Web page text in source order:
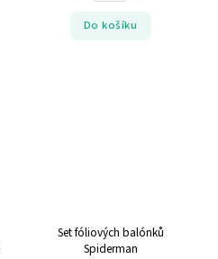
Do košíku
Set fóliových balónků
Spiderman